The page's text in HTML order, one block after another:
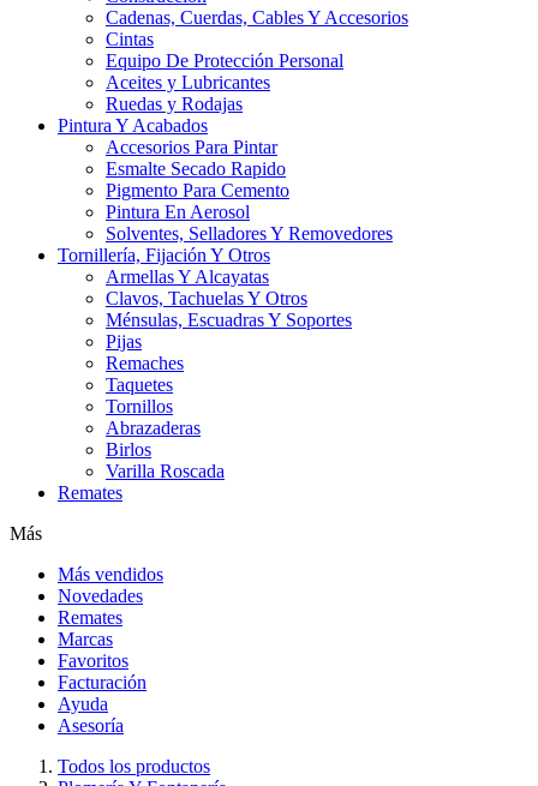
Cadenas, Cuerdas, Cables Y Accesorios
Cintas
Equipo De Protección Personal
Aceites y Lubricantes
Ruedas y Rodajas
Pintura Y Acabados
Accesorios Para Pintar
Esmalte Secado Rapido
Pigmento Para Cemento
Pintura En Aerosol
Solventes, Selladores Y Removedores
Tornillería, Fijación Y Otros
Armellas Y Alcayatas
Clavos, Tachuelas Y Otros
Ménsulas, Escuadras Y Soportes
Pijas
Remaches
Taquetes
Tornillos
Abrazaderas
Birlos
Varilla Roscada
Remates
Más
Más vendidos
Novedades
Remates
Marcas
Favoritos
Facturación
Ayuda
Asesoría
Todos los productos